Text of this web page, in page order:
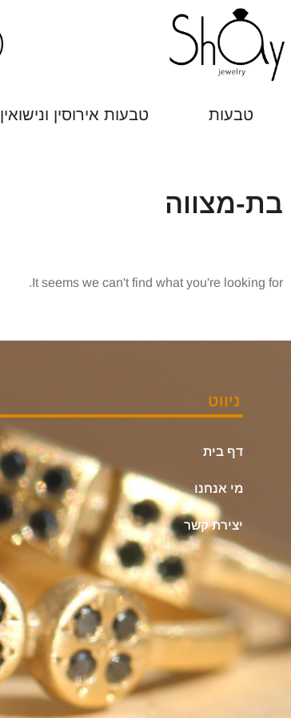
טבעות טבעות אירוסין ונישואין
בת-מצווה
It seems we can't find what you're looking for.
ניווט
דף בית
מי אנחנו
יצירת קשר